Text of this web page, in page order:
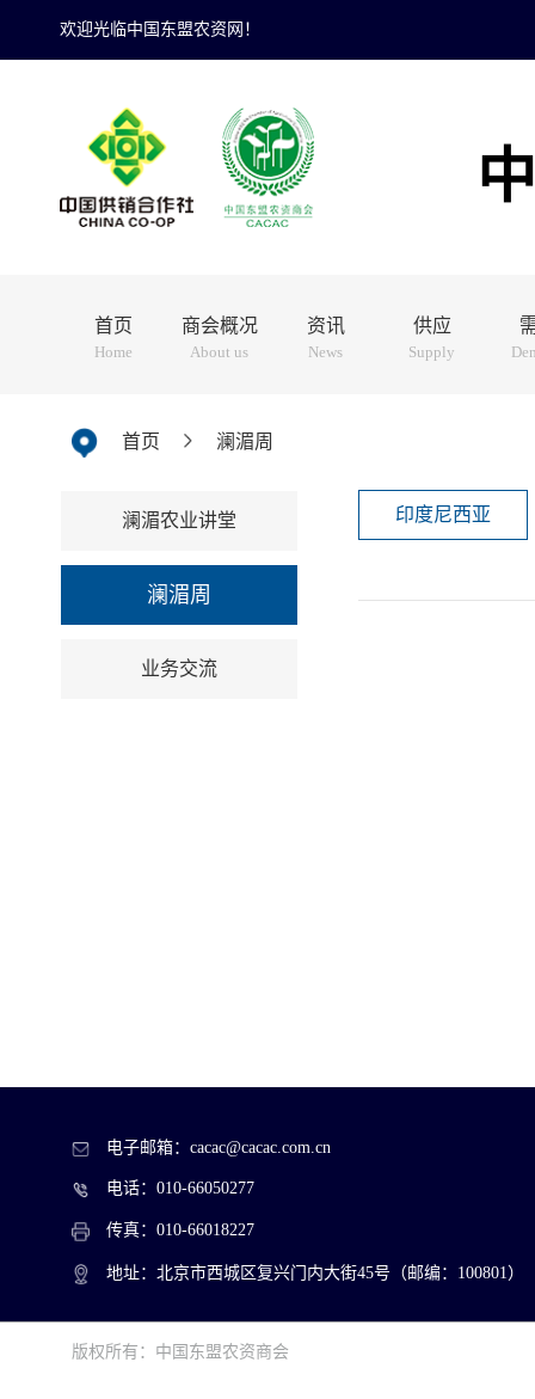
欢迎光临中国东盟农资网！
首页
Home
商会概况
About us
资讯
News
供应
Supply
首页 澜湄周
澜湄农业讲堂
澜湄周
业务交流
印度尼西亚
电子邮箱：cacac@cacac.com.cn
电话：010-66050277
传真：010-66018227
地址：北京市西城区复兴门内大街45号（邮编：100801）
版权所有：中国东盟农资商会